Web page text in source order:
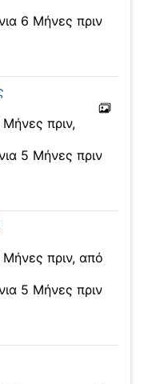
6 Μήνες πριν
πριν,
5 Μήνες πριν
Μήνες πριν, από
5 Μήνες πριν